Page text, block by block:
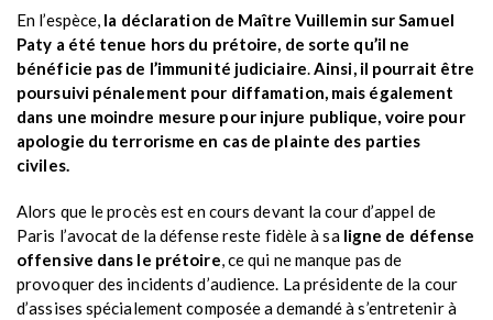
En l’espèce, la déclaration de Maître Vuillemin sur Samuel
Paty a été tenue hors du prétoire, de sorte qu’il ne
bénéficie pas de l’immunité judiciaire.Ainsi, il pourrait être
poursuivi pénalement pour diffamation, mais également
dans une moindre mesure pour injure publique, voire pour
apologie du terrorisme en cas de plainte des parties
civiles.
Alors que le procès est en cours devant la cour d’appel de
Paris l’avocat de la défense reste fidèle à sa ligne de défense
offensive dans le prétoire, ce qui ne manque pas de
provoquer des incidents d’audience. La présidente de la cour
d’assises spécialement composée a demandé à s’entretenir à